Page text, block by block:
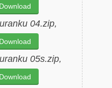
Download
04.zip,
Download
05s.zip,
Download